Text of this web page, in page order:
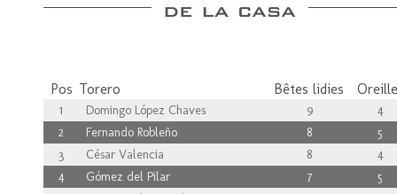
Pos Torero Bêtes lidies
1 Domingo López Chaves 9
4
2
Fernando Robleño 8
5
3
César Valencia 8
4
4
Gómez del Pilar 7
5